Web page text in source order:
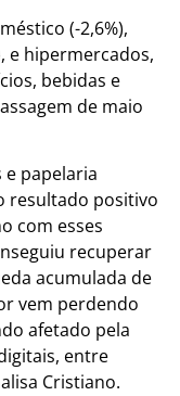
(-2,6%),
e hipermercados,
bebidas e
de maio
e papelaria
resultado positivo
com esses
recuperar
acumulada de
vem perdendo
afetado pela
entre
Cristiano.